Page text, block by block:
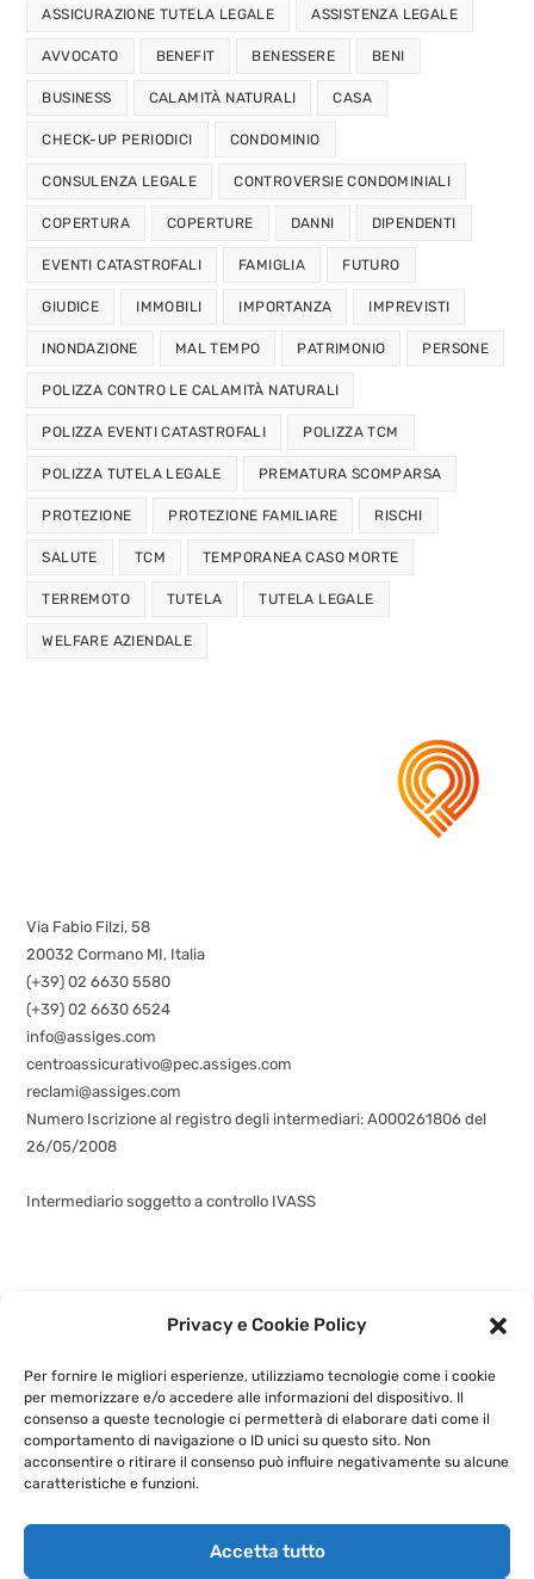
Privacy e Cookie Policy
Per fornire le migliori esperienze, utilizziamo tecnologie come i cookie
per memorizzare e/o accedere alle informazioni del dispositivo. Il
consenso a queste tecnologie ci permetterà di elaborare dati come il
comportamento di navigazione o ID unici su questo sito. Non
acconsentire o ritirare il consenso può influire negativamente su alcune
caratteristiche e funzioni.
Accetta tutto
ASSICURAZIONE TUTELA LEGALE ASSISTENZA LEGALE
AVVOCATO BENEFIT BENESSERE BENI
BUSINESS CALAMITÀ NATURALI CASA
CHECK-UP PERIODICI CONDOMINIO
CONSULENZA LEGALE CONTROVERSIE CONDOMINIALI
COPERTURA COPERTURE DANNI DIPENDENTI
EVENTI CATASTROFALI FAMIGLIA FUTURO
GIUDICE IMMOBILI IMPORTANZA IMPREVISTI
INONDAZIONE MAL TEMPO PATRIMONIO PERSONE
POLIZZA CONTRO LE CALAMITÀ NATURALI
POLIZZA EVENTI CATASTROFALI POLIZZA TCM
POLIZZA TUTELA LEGALE PREMATURA SCOMPARSA
PROTEZIONE PROTEZIONE FAMILIARE RISCHI
SALUTE TCM TEMPORANEA CASO MORTE
TERREMOTO TUTELA TUTELA LEGALE
WELFARE AZIENDALE
Via Fabio Filzi, 58
20032 Cormano MI, Italia
(+39) 02 6630 5580
(+39) 02 6630 6524
info@assiges.com
centroassicurativo@pec.assiges.com
reclami@assiges.com
Numero Iscrizione al registro degli intermediari: A000261806 del
26/05/2008
Intermediario soggetto a controllo IVASS
Cookie Policy|
Powered by
G.S.V. Digital Solution